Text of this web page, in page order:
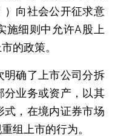
）向社会公开征求意
施细则中允许A股上
的政策。
确了上市公司分拆
分业务或资产，以其
式，在境内证券市场
组上市的行为。